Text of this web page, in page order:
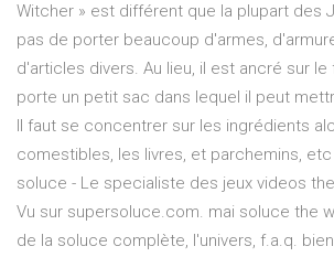
Witcher » est différent que la plupart des
pas de porter beaucoup d'armes,
d'articles divers. Au lieu, il est ancré sur
porte un petit sac dans lequel il peut
Il faut se concentrer sur les ingrédients
comestibles, les livres, et parchemins,
soluce - Le specialiste des jeux videos
Vu sur supersoluce.com. mai soluce the
de la soluce complète, l'univers, f.a.q.